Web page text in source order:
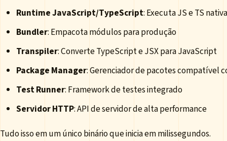
Runtime JavaScript/TypeScript: Executa JS e TS
Bundler: Empacota módulos para produção
Transpiler: Converte TypeScript e JSX para JavaScript
Package Manager: Gerenciador de pacotes compatível
Test Runner: Framework de testes integrado
Servidor HTTP: API de servidor de alta performance
Tudo isso em um único binário que inicia em milissegundos.